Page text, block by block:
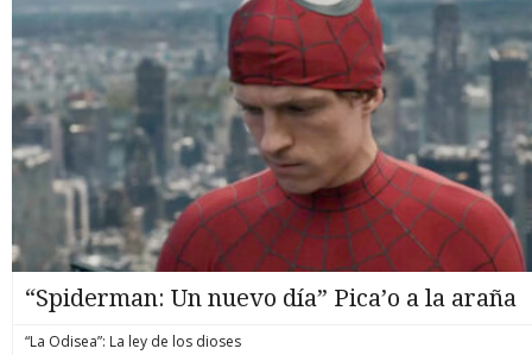
“Spiderman: Un nuevo día” Pica’o a la araña
“La Odisea”: La ley de los dioses